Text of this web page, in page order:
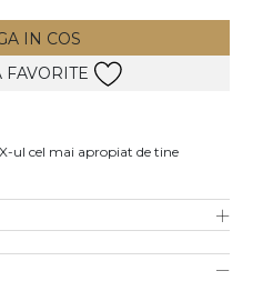
IN COS
ul cel mai apropiat de tine